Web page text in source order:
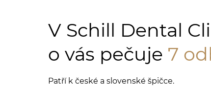
V Schill Dental
o vás pečuje 7
Patří k české a slovenské špičce.